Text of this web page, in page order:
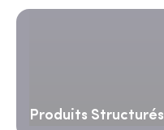
Produits Structurés